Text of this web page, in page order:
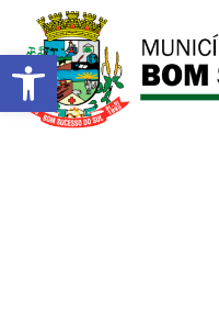
Barra de